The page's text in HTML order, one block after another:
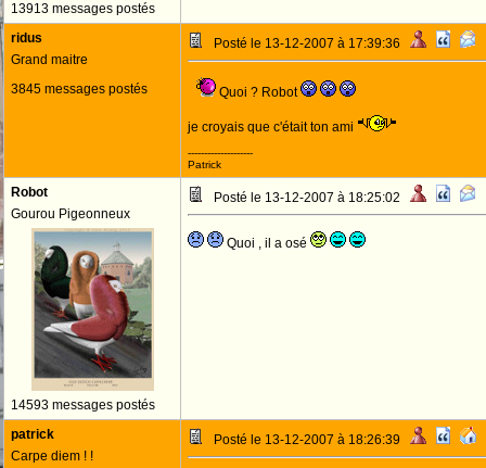
13913 messages postés
ridus
Grand maitre
3845 messages postés
Posté le 13-12-2007 à 17:39:36
Quoi ? Robot
je croyais que c'était ton ami
--------------------
Patrick
Robot
Gourou Pigeonneux
14593 messages postés
Posté le 13-12-2007 à 18:25:02
Quoi , il a osé
patrick
Carpe diem ! !
Posté le 13-12-2007 à 18:26:39